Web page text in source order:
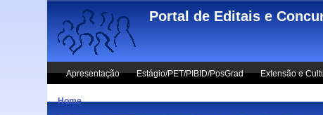
Skip to main content
Portal de Editais e
Apresentação Estágio/PET/PIBID/PosGrad Extensão e
Home